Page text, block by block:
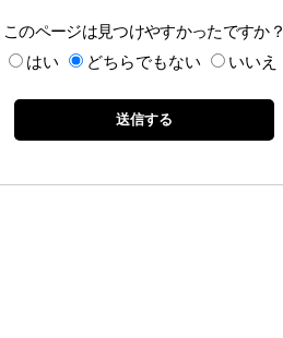
このページは見つけやすかったですか？
はい
どちらでもない いいえ